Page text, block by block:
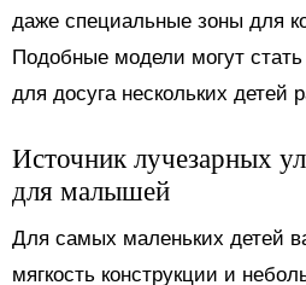
даже специальные зоны для
Подобные модели могут
для досуга нескольких детей
Источник лучезарных
для малышей
Для самых маленьких детей
мягкость конструкции и